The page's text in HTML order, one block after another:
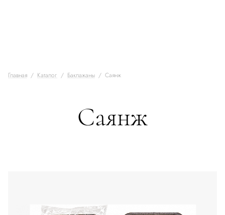
Главная Каталог Баклажаны Саянж
Саянж